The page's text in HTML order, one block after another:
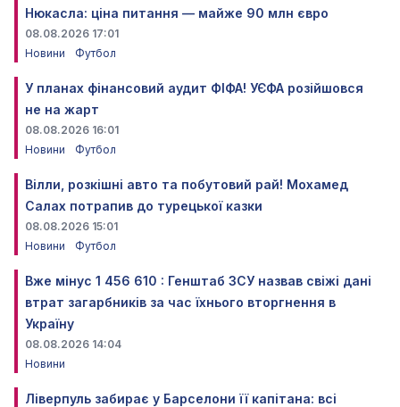
Нюкасла: ціна питання — майже 90 млн євро
08.08.2026 17:01
Новини
Футбол
У планах фінансовий аудит ФІФА! УЄФА розійшовся
не на жарт
08.08.2026 16:01
Новини
Футбол
Вілли, розкішні авто та побутовий рай! Мохамед
Салах потрапив до турецької казки
08.08.2026 15:01
Новини
Футбол
Вже мінус 1 456 610 : Генштаб ЗСУ назвав свіжі дані
втрат загарбників за час їхнього вторгнення в
Україну
08.08.2026 14:04
Новини
Ліверпуль забирає у Барселони її капітана: всі